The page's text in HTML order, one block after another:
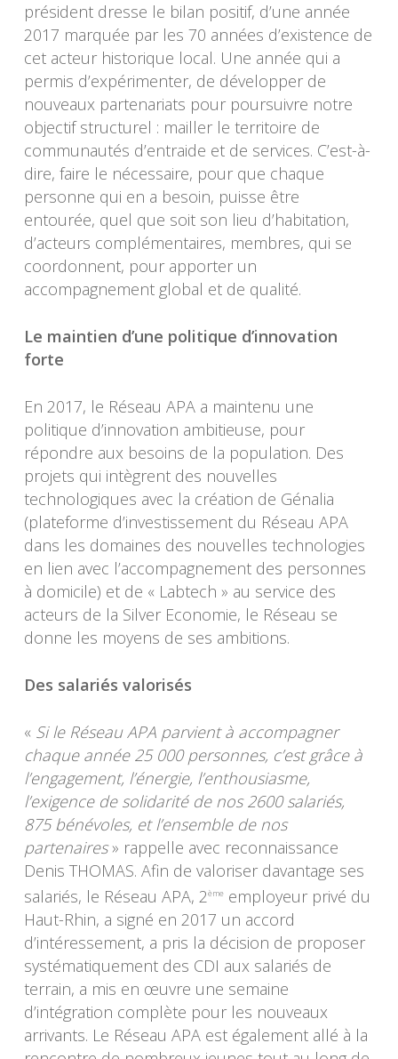
président dresse le bilan positif, d’une année
2017 marquée par les 70 années d’existence de
cet acteur historique local. Une année qui a
permis d’expérimenter, de développer de
nouveaux partenariats pour poursuivre notre
objectif structurel : mailler le territoire de
communautés d’entraide et de services. C’est-à-
dire, faire le nécessaire, pour que chaque
personne qui en a besoin, puisse être
entourée, quel que soit son lieu d’habitation,
d’acteurs complémentaires, membres, qui se
coordonnent, pour apporter un
accompagnement global et de qualité.
Le maintien d’une politique d’innovation
forte
En 2017, le Réseau APA a maintenu une
politique d’innovation ambitieuse, pour
répondre aux besoins de la population. Des
projets qui intègrent des nouvelles
technologiques avec la création de Génalia
(plateforme d’investissement du Réseau APA
dans les domaines des nouvelles technologies
en lien avec l’accompagnement des personnes
à domicile) et de « Labtech » au service des
acteurs de la Silver Economie, le Réseau se
donne les moyens de ses ambitions.
Des salariés valorisés
« Si le Réseau APA parvient à accompagner
chaque année 25 000 personnes, c’est grâce à
l’engagement, l’énergie, l’enthousiasme,
l’exigence de solidarité de nos 2600 salariés,
875 bénévoles, et l’ensemble de nos
partenaires» rappelle avec reconnaissance
Denis THOMAS. Afin de valoriser davantage ses
salariés, le Réseau APA, 2èmeemployeur privé du
Haut-Rhin, a signé en 2017 un accord
d’intéressement, a pris la décision de proposer
systématiquement des CDI aux salariés de
terrain, a mis en œuvre une semaine
d’intégration complète pour les nouveaux
arrivants. Le Réseau APA est également allé à la